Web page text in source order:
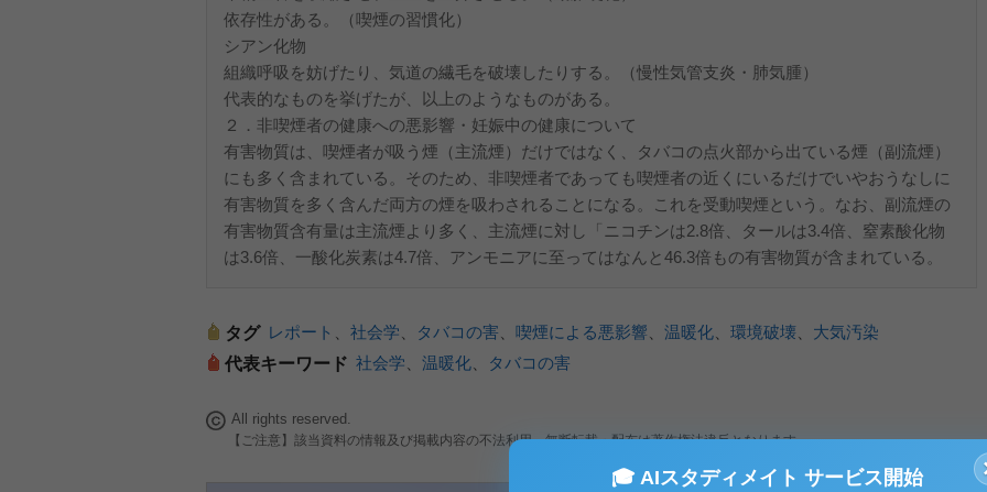
依存性がある。（喫煙の習慣化）
シアン化物
組織呼吸を妨げたり、気道の繊毛を破壊したりする。（慢性気管支炎・肺気腫）
代表的なものを挙げたが、以上のようなものがある。
２．非喫煙者の健康への悪影響・妊娠中の健康について
有害物質は、喫煙者が吸う煙（主流煙）だけではなく、タバコの点火部から出ている煙（副流煙）
にも多く含まれている。そのため、非喫煙者であっても喫煙者の近くにいるだけでいやおうなしに
有害物質を多く含んだ両方の煙を吸わされることになる。これを受動喫煙という。なお、副流煙の
有害物質含有量は主流煙より多く、主流煙に対し「ニコチンは2.8倍、タールは3.4倍、窒素酸化物
は3.6倍、一酸化炭素は4.7倍、アンモニアに至ってはなんと46.3倍もの有害物質が含まれている。
タグ レポート 社会学 タバコの害 喫煙による悪影響 温暖化 環境破壊
大気汚染
代表キーワード 社会学 温暖化 タバコの害
All rights reserved.
【ご注意】該当資料の情報及び掲載内容の不法利用、無断転載・配布は著作権法違反となります。
🎓 AIスタディメイト サービス開始